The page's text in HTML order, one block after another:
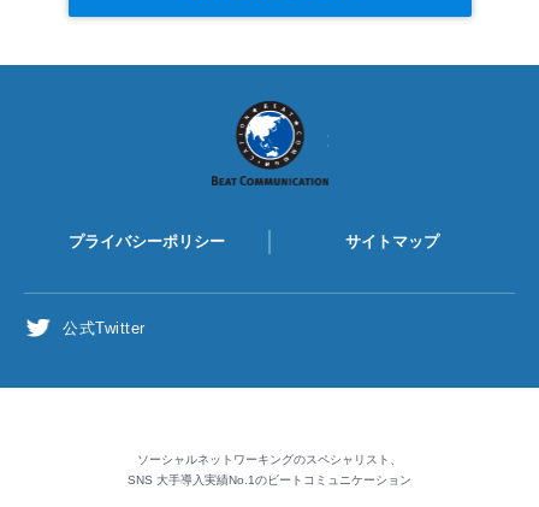
BEAT
COMMUNICATION
プライバシーポリシー サイトマップ
公式Twitter
ソーシャルネットワーキングのスペシャリスト、
SNS 大手導入実績No.1のビートコミュニケーション